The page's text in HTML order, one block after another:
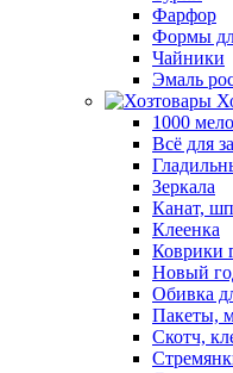
Фарфор
Формы
Чайники
Эмаль
1000
Всё для
Зеркала
Канат,
Клеенка
Коврики
Новый
Обивка
Пакеты,
Скотч,